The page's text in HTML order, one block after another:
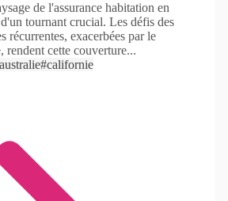
de l'assurance habitation en
tournant crucial. Les défis des
récurrentes, exacerbées par le
rendent cette couverture...
#californie